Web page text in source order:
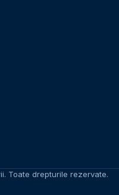
Toate drepturile rezervate.